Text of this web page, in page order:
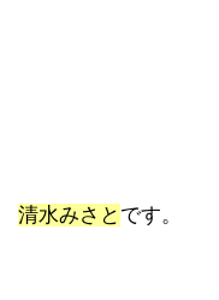
清水みさと です。